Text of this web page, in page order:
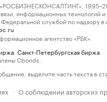
1995–2026.
информационных технологий
службой по надзору
агентство «РБК».
Санкт-Петербургская биржа
Cbonds.
выделите часть текста в
· О соблюдении авторских